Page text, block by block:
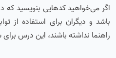
اگر می‌خواهید کدهایی بنویسید
باشد و دیگران برای استفاده از
راهنما نداشته باشند، این درس